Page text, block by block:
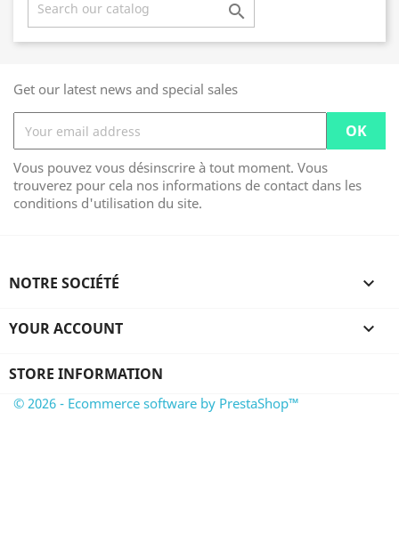

Get our latest news and special sales
Vous pouvez vous désinscrire à tout moment. Vous
trouverez pour cela nos informations de contact dans les
conditions d'utilisation du site.
NOTRE SOCIÉTÉ 
YOUR ACCOUNT 
STORE INFORMATION
© 2026 - Ecommerce software by PrestaShop™